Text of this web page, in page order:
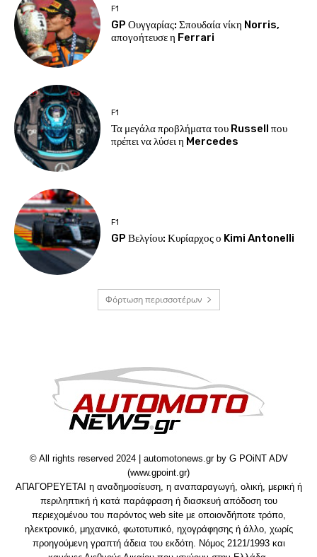
F1
GP Ουγγαρίας: Σπουδαία νίκη Norris,
απογοήτευσε η Ferrari
F1
Τα μεγάλα προβλήματα του Russell που
πρέπει να λύσει η Mercedes
F1
GP Βελγίου: Κυρίαρχος ο Kimi Antonelli
Φόρτωση περισσοτέρων
© All rights reserved 2024 | automotonews.gr by G POiNT ADV
(www.gpoint.gr)
ΑΠΑΓΟΡΕΥΕΤΑΙ η αναδημοσίευση, η αναπαραγωγή, ολική, μερική ή
περιληπτική ή κατά παράφραση ή διασκευή απόδοση του
περιεχομένου του παρόντος web site με οποιονδήποτε τρόπο,
ηλεκτρονικό, μηχανικό, φωτοτυπικό, ηχογράφησης ή άλλο, χωρίς
προηγούμενη γραπτή άδεια του εκδότη. Νόμος 2121/1993 και